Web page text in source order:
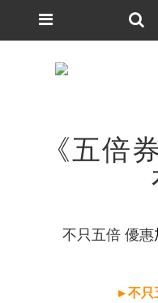
《五倍
不只五倍 優惠
▸不只